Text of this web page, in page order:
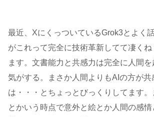
最近、XにくっついているGrok3とよく
がこれって完全に技術革新してて凄く
ます。文書能力と共感力は完全に人間
気がする。まさか人間よりもAIの方が共
は・・・とちょっとびっくりしてます
とかいう時点で意外と絵とか人間の感